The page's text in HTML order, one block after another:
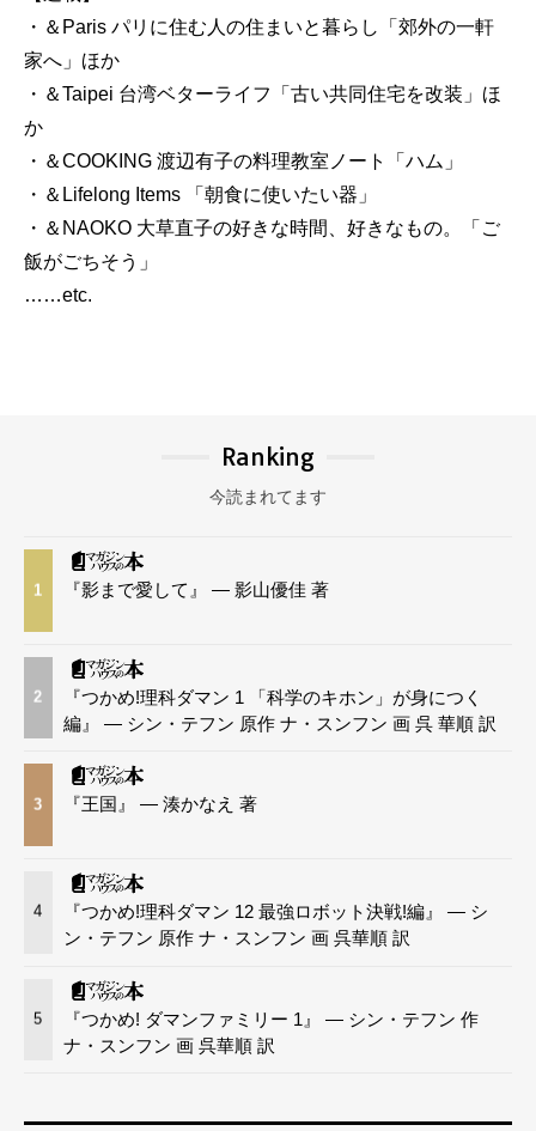
・＆Paris パリに住む人の住まいと暮らし「郊外の一軒
家へ」ほか
・＆Taipei 台湾ベターライフ「古い共同住宅を改装」ほ
か
・＆COOKING 渡辺有子の料理教室ノート「ハム」
・＆Lifelong Items 「朝食に使いたい器」
・＆NAOKO 大草直子の好きな時間、好きなもの。「ご
飯がごちそう」
……etc.
Ranking
今読まれてます
1 『影まで愛して』 — 影山優佳 著
2
『つかめ!理科ダマン 1 「科学のキホン」が身につく
編』 — シン・テフン 原作 ナ・スンフン 画 呉 華順 訳
3 『王国』 — 湊かなえ 著
4
『つかめ!理科ダマン 12 最強ロボット決戦!編』 — シ
ン・テフン 原作 ナ・スンフン 画 呉華順 訳
5
『つかめ! ダマンファミリー 1』 — シン・テフン 作
ナ・スンフン 画 呉華順 訳